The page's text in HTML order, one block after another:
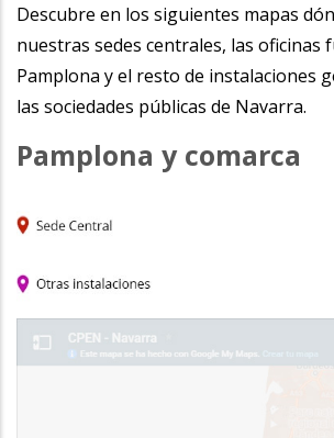
Descubre en los siguientes mapas
nuestras sedes centrales, las oficinas
Pamplona y el resto de instalaciones
las sociedades públicas de Navarra.
Pamplona y comarca